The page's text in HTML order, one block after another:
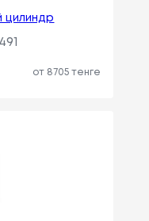
цилиндр
от 8705 тенге